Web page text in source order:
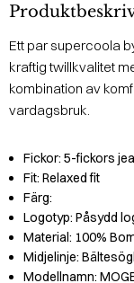
Ett par supercoola
kraftig twillkvalitet
kombination av
vardagsbruk.
Fickor: 5-fickors
Fit: Relaxed fit
Färg:
Logotyp: Påsydd
Material: 100%
Midjelinje:
Modellnamn: